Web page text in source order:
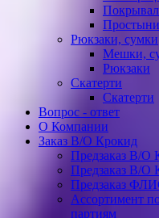
Простыни
Рюкзаки, сумки
Мешки,
Рюкзаки
Скатерти
Скатерти
Вопрос - ответ
О Компании
Заказ В/О Крокид
Предзаказ В/О
Предзаказ В/О
Предзаказ
Ассортимент
партиям